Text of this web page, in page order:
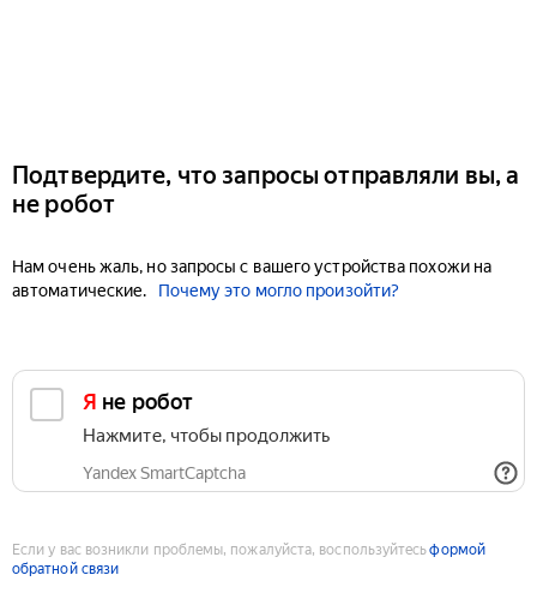
Подтвердите, что запросы отправляли вы, а
не робот
Нам очень жаль, но запросы с вашего устройства похожи на
автоматические.
Почему это могло произойти?
Я не робот
Нажмите, чтобы продолжить
Yandex SmartCaptcha
Если у вас возникли проблемы, пожалуйста, воспользуйтесьформой
обратной связи